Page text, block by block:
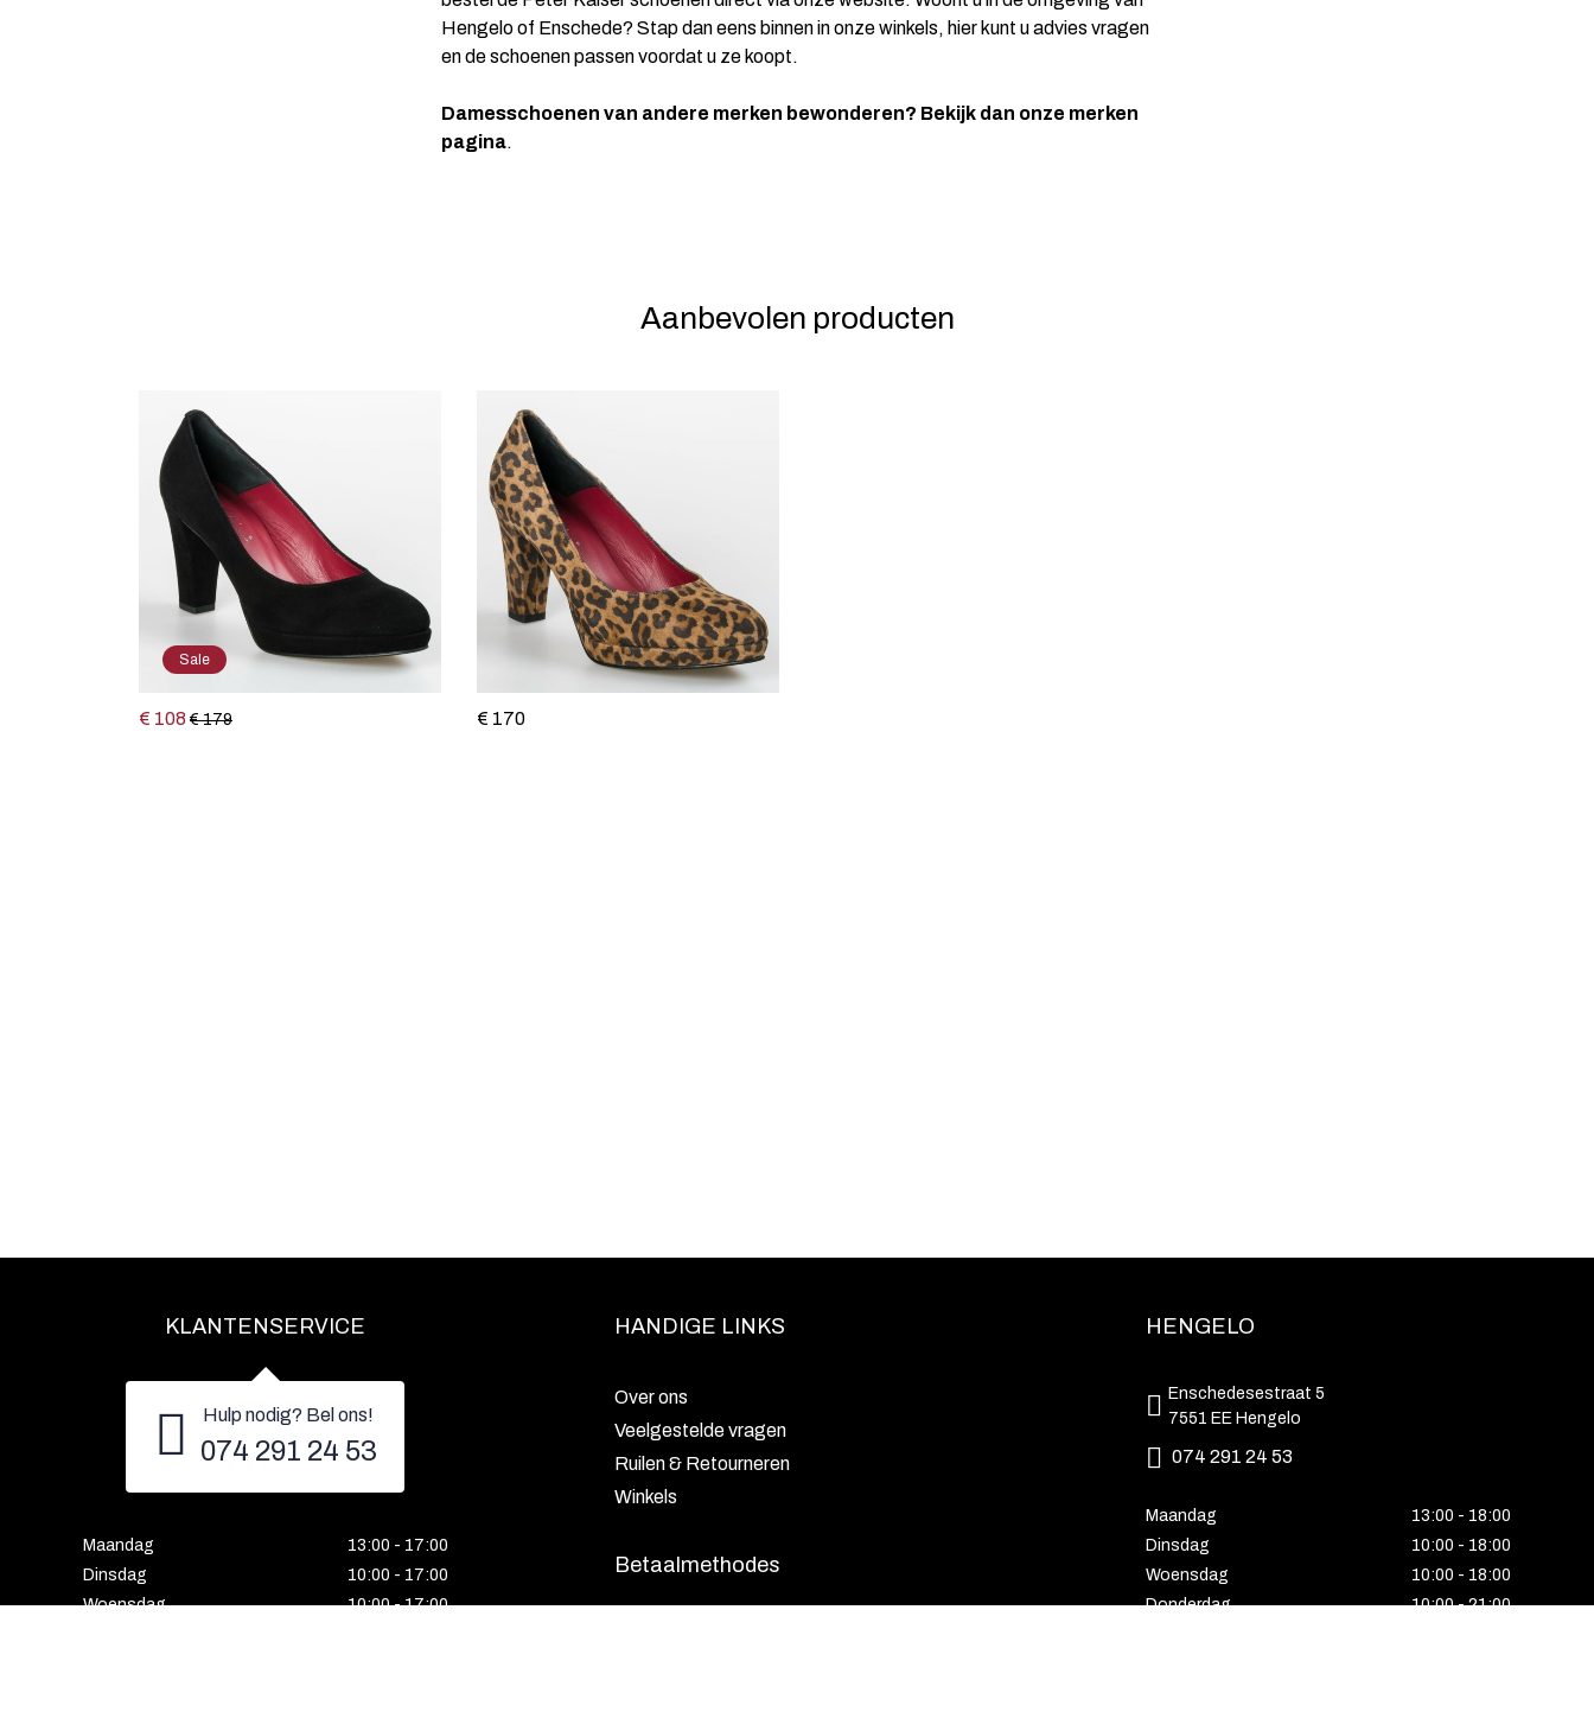
Hengelo of Enschede? Stap dan eens binnen in onze winkels, hier kunt u advies vragen
en de schoenen passen voordat u ze koopt.
Damesschoenen van andere merken bewonderen? Bekijk dan onze merken
pagina.
Aanbevolen producten
Sale
€ 108 € 179 € 170
KLANTENSERVICE
Hulp nodig? Bel ons!
074 291 24 53
Maandag
13:00 - 17:00
Dinsdag
10:00 - 17:00
Woensdag
10:00 - 17:00
HANDIGE LINKS
Over ons
Veelgestelde vragen
Ruilen & Retourneren
Winkels
Betaalmethodes
HENGELO
Enschedesestraat 5
7551 EE Hengelo
074 291 24 53
Maandag
13:00 - 18:00
Dinsdag
10:00 - 18:00
Woensdag
10:00 - 18:00
Donderdag
10:00 - 21:00